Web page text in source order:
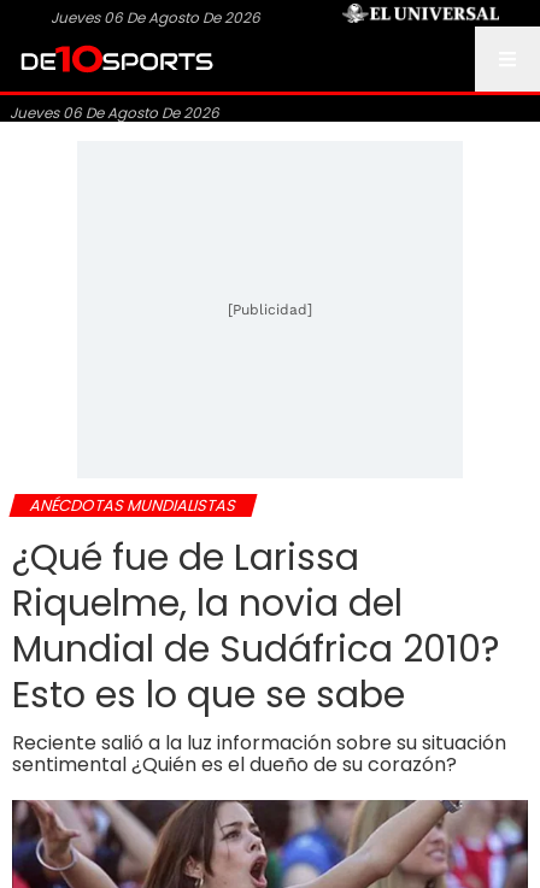
Jueves 06 De Agosto De 2026
Jueves 06 De Agosto De 2026
[Publicidad]
ANÉCDOTAS MUNDIALISTAS
¿Qué fue de Larissa
Riquelme, la novia del
Mundial de Sudáfrica 2010?
Esto es lo que se sabe
Reciente salió a la luz información sobre su situación
sentimental ¿Quién es el dueño de su corazón?